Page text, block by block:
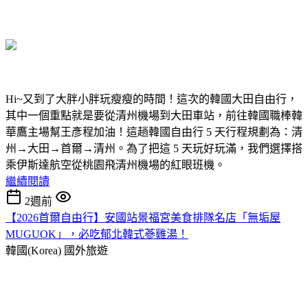
Hi~又到了大胖小胖玩瘦瘦的時間！這次的韓國大田自由行，
其中一個重點就是要從清州機場到大田車站，前往韓國職棒韓
華鷹主場幫王彥程加油！這趟韓國自由行 5 天行程規劃為：清
州→大田→首爾→清州。為了把這 5 天玩好玩滿，我們選擇搭
乘伊斯達航空從桃園飛清州機場的紅眼班機。
繼續閱讀
2週前
【2026首爾自由行】安國站景福宮美食排隊名店「無垢屋
MUGUOK」，必吃郁北韓式蔘雞湯！
韓國(Korea) 國外旅遊